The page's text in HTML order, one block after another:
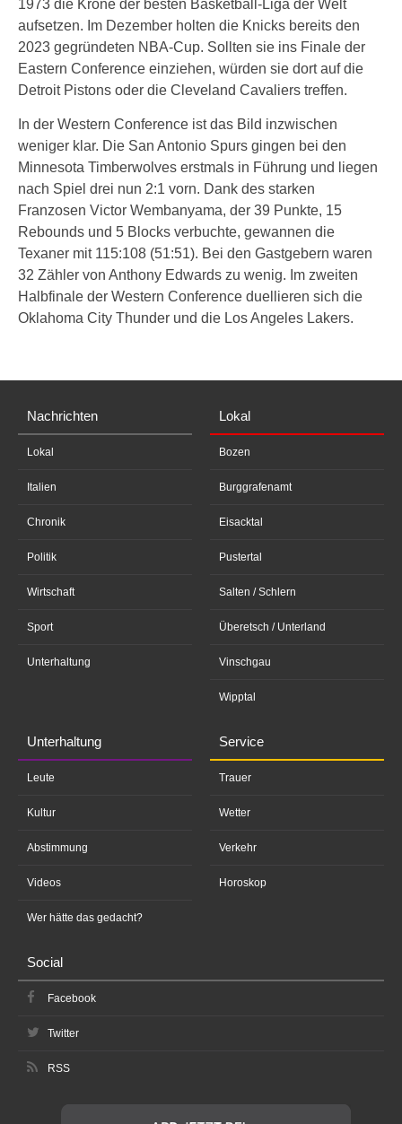
1973 die Krone der besten Basketball-Liga der Welt
aufsetzen. Im Dezember holten die Knicks bereits den
2023 gegründeten NBA-Cup. Sollten sie ins Finale der
Eastern Conference einziehen, würden sie dort auf die
Detroit Pistons oder die Cleveland Cavaliers treffen.
In der Western Conference ist das Bild inzwischen
weniger klar. Die San Antonio Spurs gingen bei den
Minnesota Timberwolves erstmals in Führung und liegen
nach Spiel drei nun 2:1 vorn. Dank des starken
Franzosen Victor Wembanyama, der 39 Punkte, 15
Rebounds und 5 Blocks verbuchte, gewannen die
Texaner mit 115:108 (51:51). Bei den Gastgebern waren
32 Zähler von Anthony Edwards zu wenig. Im zweiten
Halbfinale der Western Conference duellieren sich die
Oklahoma City Thunder und die Los Angeles Lakers.
Nachrichten
Lokal
Italien
Chronik
Politik
Wirtschaft
Sport
Unterhaltung
Lokal
Bozen
Burggrafenamt
Eisacktal
Pustertal
Salten / Schlern
Überetsch / Unterland
Vinschgau
Wipptal
Unterhaltung
Leute
Kultur
Abstimmung
Videos
Wer hätte das gedacht?
Service
Trauer
Wetter
Verkehr
Horoskop
Social
Facebook
Twitter
RSS